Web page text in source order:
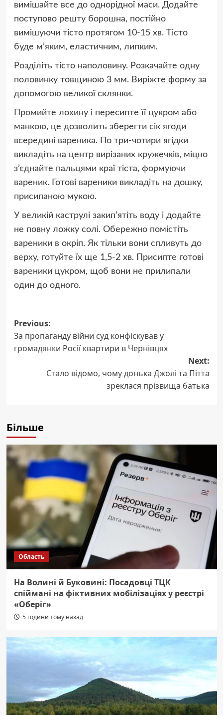
вимішайте все до однорідної маси. Додайте
поступово решту борошна, постійно
вимішуючи тісто протягом 10-15 хв. Тісто
буде м’яким, еластичним, липким.
Розділіть тісто наполовину. Розкачайте одну
половинку товщиною 3 мм. Виріжте форму за
допомогою великої склянки.
Промийте лохину і пересипте її цукром або
манкою, це дозволить зберегти сік ягоди
всередині вареника. По три-чотири ягідки
викладіть на центр вирізаних кружечків, міцно
з’єднайте пальцями краї тіста, формуючи
вареник. Готові вареники викладіть на дошку,
присипаною мукою.
У великій каструлі закип’ятіть воду і додайте
не повну ложку солі. Обережно помістіть
вареники в окріп. Як тільки вони спливуть до
верху, готуйте їх ще 1,5-2 хв. Присипте готові
вареники цукром, щоб вони не прилипали
один до одного.
Post
navigation
Previous:
За пропаганду війни суд конфіскував у
громадянки Росії квартири в Чернівцях
Next:
Стало відомо, чому донька Джолі та Пітта
зреклася прізвища батька
Більше
Область
На Волині й Буковині: Посадовці ТЦК
спіймані на фіктивних мобілізаціях у реєстрі
«Оберіг»
5 години тому назад